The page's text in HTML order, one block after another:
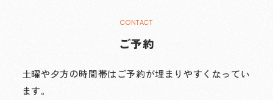
ご予約
土曜や夕方の時間帯はご予約が埋まりやすくなってい
ます。